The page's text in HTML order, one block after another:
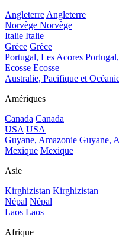
Angleterre Angleterre
Norvège Norvège
Italie Italie
Grèce Grèce
Portugal, Les Acores
Ecosse Ecosse
Australie, Pacifique et
Amériques
Canada Canada
USA USA
Guyane, Amazonie Guyane,
Mexique Mexique
Asie
Kirghizistan Kirghizistan
Népal Népal
Laos Laos
Afrique